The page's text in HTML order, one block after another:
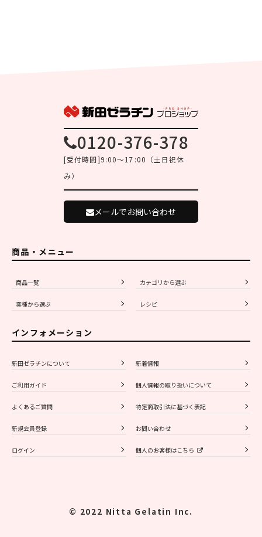
0120-376-378
[受付時間]9:00～17:00（土日祝休
み）
メールでお問い合わせ
商品・メニュー
商品一覧 カテゴリから選ぶ
業種から選ぶ レシピ
インフォメーション
新田ゼラチンについて 新着情報
ご利用ガイド 個人情報の取り扱いについて
よくあるご質問 特定商取引法に基づく表記
新規会員登録 お問い合わせ
ログイン 個人のお客様はこちら
© 2022 Nitta Gelatin Inc.